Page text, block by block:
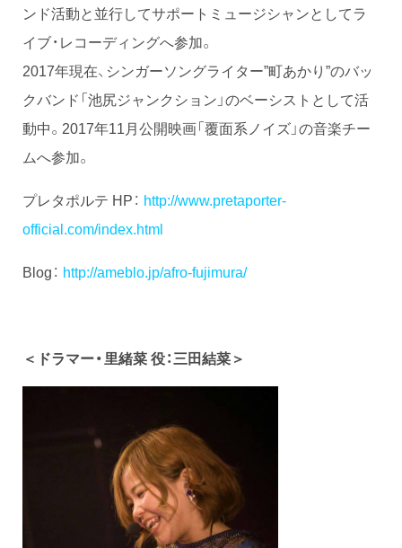
ンド活動と並行してサポートミュージシャンとしてラ
イブ・レコーディングへ参加。
2017年現在、シンガーソングライター”町あかり”のバッ
クバンド「池尻ジャンクション」のベーシストとして活
動中。2017年11月公開映画「覆面系ノイズ」の音楽チー
ムへ参加。
プレタポルテ HP： http://www.pretaporter-
official.com/index.html
Blog： http://ameblo.jp/afro-fujimura/
＜ドラマー・里緒菜 役：三田結菜＞